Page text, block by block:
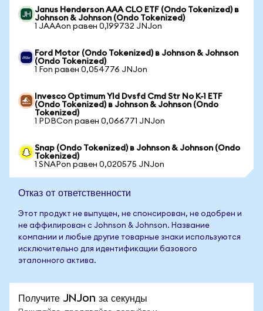
Janus Henderson AAA CLO ETF (Ondo Tokenized) в
Johnson & Johnson (Ondo Tokenized)
1 JAAAon равен 0,199732 JNJon
Ford Motor (Ondo Tokenized) в Johnson & Johnson
(Ondo Tokenized)
1 Fon равен 0,054776 JNJon
Invesco Optimum Yld Dvsfd Cmd Str No K-1 ETF
(Ondo Tokenized) в Johnson & Johnson (Ondo
Tokenized)
1 PDBCon равен 0,066771 JNJon
Snap (Ondo Tokenized) в Johnson & Johnson (Ondo
Tokenized)
1 SNAPon равен 0,020575 JNJon
Отказ от ответственности
Этот продукт не выпущен, не спонсирован, не одобрен и
не аффилирован с Johnson & Johnson. Название
компании и любые другие товарные знаки используются
исключительно для идентификации базового
эталонного актива.
Получите JNJon за секунды